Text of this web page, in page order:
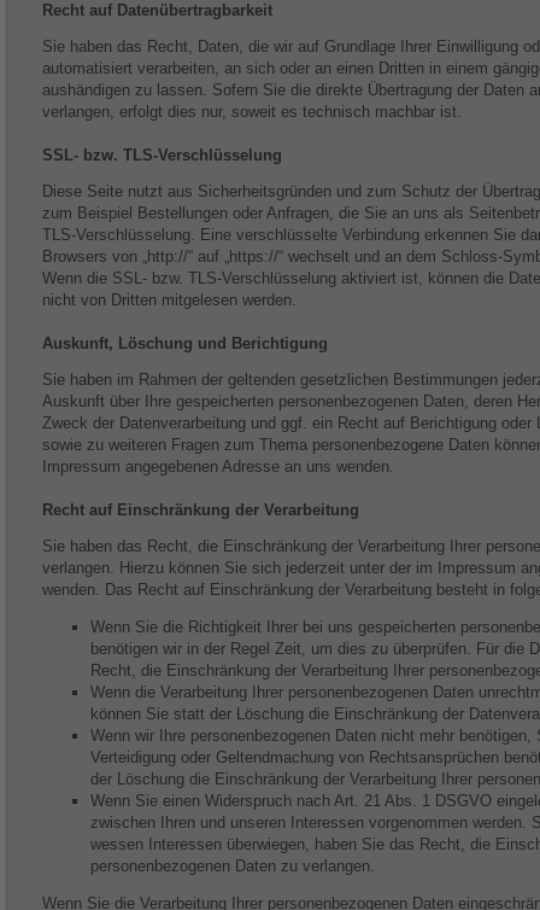
Recht auf Daten­übertrag­barkeit
Sie haben das Recht, Daten, die wir auf Grundlage Ihrer Einwilligung
automatisiert verarbeiten, an sich oder an einen Dritten in einem
aushändigen zu lassen. Sofern Sie die direkte Übertragung der Daten
verlangen, erfolgt dies nur, soweit es technisch machbar ist.
SSL- bzw. TLS-Verschlüsselung
Diese Seite nutzt aus Sicherheitsgründen und zum Schutz der
zum Beispiel Bestellungen oder Anfragen, die Sie an uns als
TLS-Verschlüsselung. Eine verschlüsselte Verbindung erkennen Sie
Browsers von „http://“ auf „https://“ wechselt und an dem Schloss-
Wenn die SSL- bzw. TLS-Verschlüsselung aktiviert ist, können die
nicht von Dritten mitgelesen werden.
Auskunft, Löschung und Berichtigung
Sie haben im Rahmen der geltenden gesetzlichen Bestimmungen
Auskunft über Ihre gespeicherten personenbezogenen Daten, deren
Zweck der Datenverarbeitung und ggf. ein Recht auf Berichtigung oder
sowie zu weiteren Fragen zum Thema personenbezogene Daten
Impressum angegebenen Adresse an uns wenden.
Recht auf Einschränkung der Verarbeitung
Sie haben das Recht, die Einschränkung der Verarbeitung Ihrer
verlangen. Hierzu können Sie sich jederzeit unter der im Impressum
wenden. Das Recht auf Einschränkung der Verarbeitung besteht in
Wenn Sie die Richtigkeit Ihrer bei uns gespeicherten
benötigen wir in der Regel Zeit, um dies zu überprüfen. Für die
Recht, die Einschränkung der Verarbeitung Ihrer
Wenn die Verarbeitung Ihrer personenbezogenen Daten
können Sie statt der Löschung die Einschränkung der
Wenn wir Ihre personenbezogenen Daten nicht mehr
Verteidigung oder Geltendmachung von Rechtsansprüchen
der Löschung die Einschränkung der Verarbeitung Ihrer
Wenn Sie einen Widerspruch nach Art. 21 Abs. 1 DSGVO
zwischen Ihren und unseren Interessen vorgenommen werden.
wessen Interessen überwiegen, haben Sie das Recht, die
personenbezogenen Daten zu verlangen.
Wenn Sie die Verarbeitung Ihrer personenbezogenen Daten